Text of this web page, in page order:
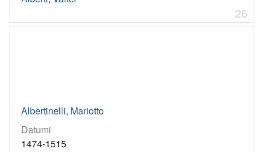
26
Albertinelli, Mariotto
Datumi
1474-1515